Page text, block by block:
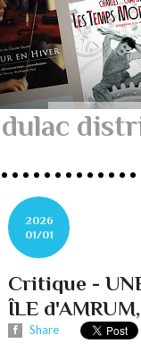
dulac
2026
01/01
Critique -
ÎLE
Share